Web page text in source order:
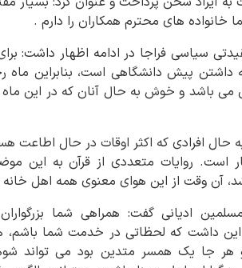
های محترم همکاران را دارم .
سیاسی فراجا در ادامه اظهار داشت:
داشتن پیش دانشگاهی است، بنابراین
می باشد و خوش به حال آنان که در این ماه
افرادی که اکثر اوقات در حال اطاعت
است. روایات متعددی از قرآن به این
آن وقت از این هوای معنوی همه اهل
ادیانی گفت: همراهی شما
این داشت که لحظاتی در خدمت شما باشم،
جا یک همسر متدین بود می تواند